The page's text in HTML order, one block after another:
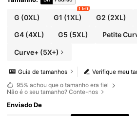
G (0XL) G1 (1XL)
1 left
G2 (2XL)
G4(4XL) G5 (5XL) Petite
Curve+ (5X+)
Verifique meu
Guia de tamanhos
95% achou que o tamanho era fiel
Não é o seu tamanho? Conte-nos
Enviado De